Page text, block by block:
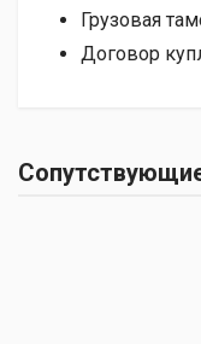
Грузовая
Договор